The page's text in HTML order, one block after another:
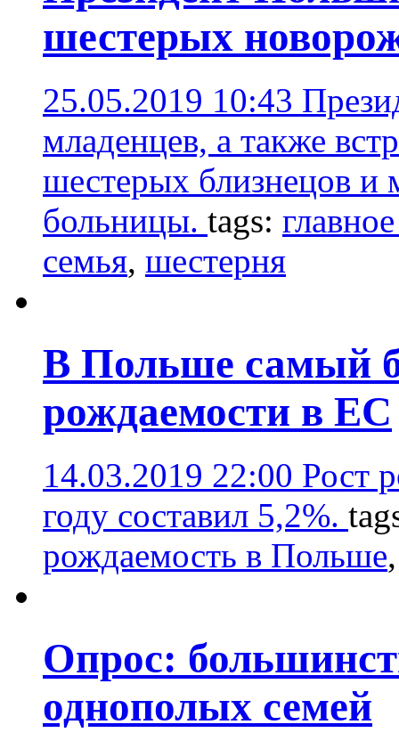
шестерых
25.05.2019 10:43
младенцев, а также
шестерых близнецов и
больницы. tags:
семья, шестерня
В Польше самый
рождаемости в ЕС
14.03.2019 22:00 Рост
году составил 5,2%.
рождаемость в Польше
Опрос:
однополых семей